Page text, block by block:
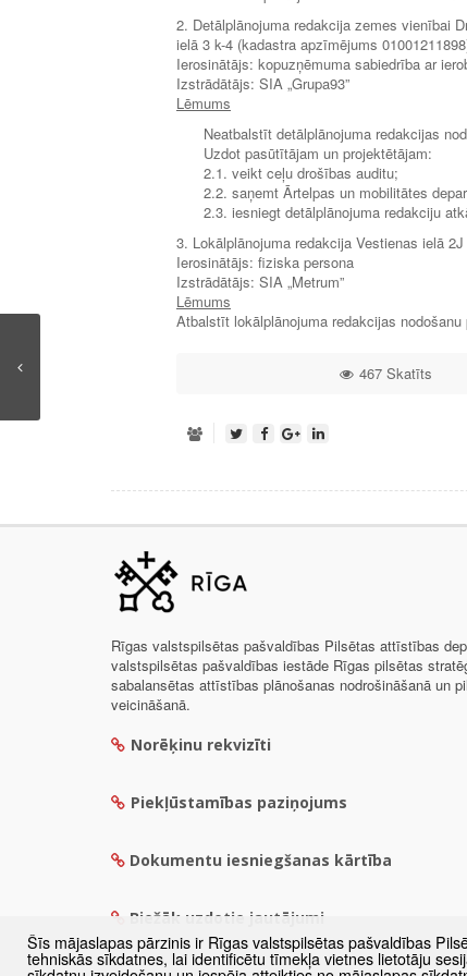
2. Detālplānojuma redakcija zemes vienībai
ielā 3 k-4 (kadastra apzīmējums
Ierosinātājs: kopuzņēmuma sabiedrība ar
Izstrādātājs: SIA „Grupa93”
Lēmums
Neatbalstīt detālplānojuma redakcijas
Uzdot pasūtītājam un projektētājam:
2.1. veikt ceļu drošības auditu;
2.2. saņemt Ārtelpas un mobilitātes
2.3. iesniegt detālplānojuma redakciju
3. Lokālplānojuma redakcija Vestienas ielā
Ierosinātājs: fiziska persona
Izstrādātājs: SIA „Metrum”
Lēmums
Atbalstīt lokālplānojuma redakcijas
467 Skatīts
Rīgas valstspilsētas pašvaldības Pilsētas attīstības
valstspilsētas pašvaldības iestāde Rīgas pilsētas
sabalansētas attīstības plānošanas nodrošināšanā un
veicināšanā.
Norēķinu rekvizīti
Piekļūstamības paziņojums
Dokumentu iesniegšanas kārtība
Biežāk uzdotie jautājumi
Šīs mājaslapas pārzinis ir Rīgas valstspilsētas pašvaldības
tehniskās sīkdatnes, lai identificētu tīmekļa vietnes lietotāju